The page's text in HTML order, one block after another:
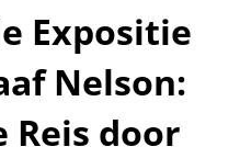
Expositie
Nelson:
Reis door